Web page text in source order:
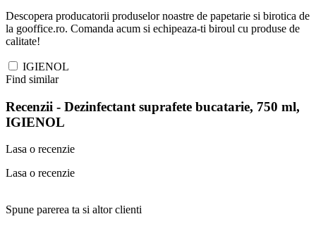
Descopera producatorii produselor noastre de papetarie si birotica de
la gooffice.ro. Comanda acum si echipeaza-ti biroul cu produse de
calitate!
IGIENOL
Find similar
Recenzii - Dezinfectant suprafete bucatarie, 750 ml,
IGIENOL
Lasa o recenzie
Lasa o recenzie
Spune parerea ta si altor clienti